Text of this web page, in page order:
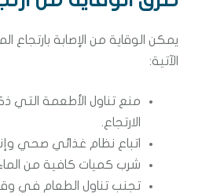
يمكن الوقاية من الإصابة بارتجاع
الآتية:
منع تناول الأطعمة التي
الارتجاع.
اتباع نظام غذائي صحي
شرب كميات كافية من
تجنب تناول الطعام في